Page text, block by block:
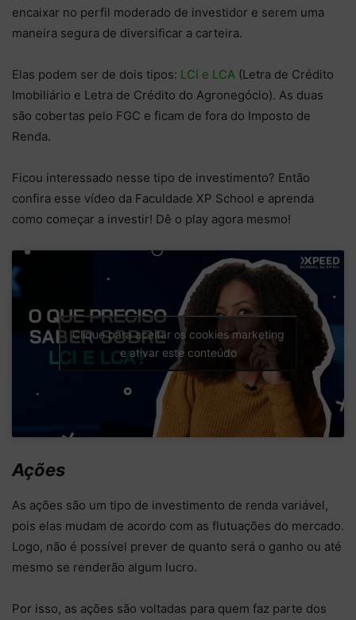
encaixar no perfil moderado de investidor e serem uma
maneira segura de diversificar a carteira.
Elas podem ser de dois tipos: LCI e LCA (Letra de Crédito
Imobiliário e Letra de Crédito do Agronegócio). As duas
são cobertas pelo FGC e ficam de fora do Imposto de
Renda.
Ficou interessado nesse tipo de investimento? Então
confira esse vídeo da Faculdade XP School e aprenda
como começar a investir! Dê o play agora mesmo!
Clique para aceitar os cookies marketing
e ativar este conteúdo
Ações
As ações são um tipo de investimento de renda variável,
pois elas mudam de acordo com as flutuações do mercado.
Logo, não é possível prever de quanto será o ganho ou até
mesmo se renderão algum lucro.
Por isso, as ações são voltadas para quem faz parte dos